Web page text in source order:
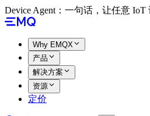
Device Agent：一句话，让任意
Why EMQX
产品
解决方案
资源
定价